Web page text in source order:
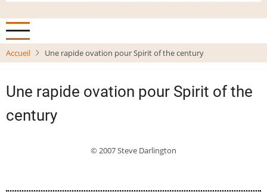
Accueil Une rapide ovation pour Spirit of the century
Une rapide ovation pour Spirit of the
century
© 2007 Steve Darlington